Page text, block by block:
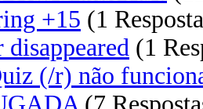
+15 (1
disappeared (1
(/r) não